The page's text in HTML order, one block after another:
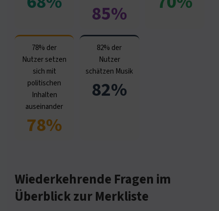
85%
78% der
Nutzer setzen
sich mit
politischen
Inhalten
auseinander
78%
82% der
Nutzer
schätzen Musik
82%
Wiederkehrende Fragen im
Überblick zur Merkliste